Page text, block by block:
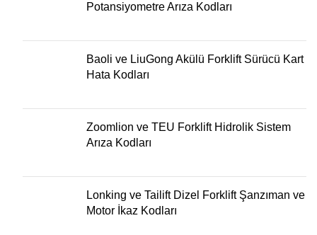
Potansiyometre Arıza Kodları
Baoli ve LiuGong Akülü Forklift Sürücü Kart
Hata Kodları
Zoomlion ve TEU Forklift Hidrolik Sistem
Arıza Kodları
Lonking ve Tailift Dizel Forklift Şanzıman ve
Motor İkaz Kodları